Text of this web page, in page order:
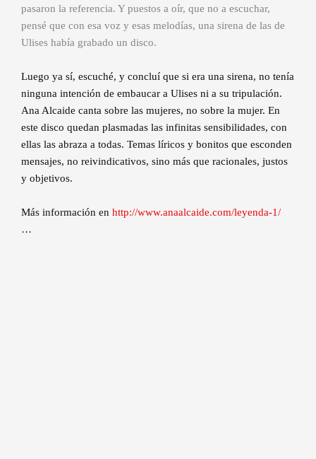
pasaron la referencia. Y puestos a oír, que no a escuchar,
pensé que con esa voz y esas melodías, una sirena de las de
Ulises había grabado un disco.
Luego ya sí, escuché, y concluí que si era una sirena, no tenía
ninguna intención de embaucar a Ulises ni a su tripulación.
Ana Alcaide canta sobre las mujeres, no sobre la mujer. En
este disco quedan plasmadas las infinitas sensibilidades, con
ellas las abraza a todas. Temas líricos y bonitos que esconden
mensajes, no reivindicativos, sino más que racionales, justos
y objetivos.
Más información en http://www.anaalcaide.com/leyenda-1/
…